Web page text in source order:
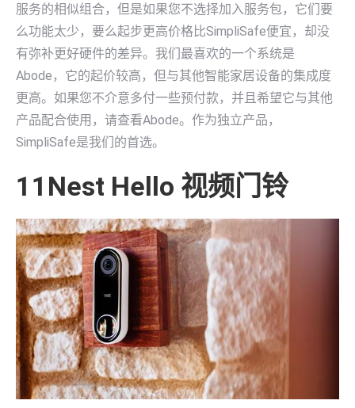
服务的相似组合，但是如果您不选择加入服务包，它们要
么功能太少，要么起步更高价格比SimpliSafe便宜，却没
有弥补更好硬件的差异。我们最喜欢的一个系统是
Abode，它的起价较高，但与其他智能家居设备的集成度
更高。如果您不介意多付一些预付款，并且希望它与其他
产品配合使用，请查看Abode。作为独立产品，
SimpliSafe是我们的首选。
11Nest Hello 视频门铃